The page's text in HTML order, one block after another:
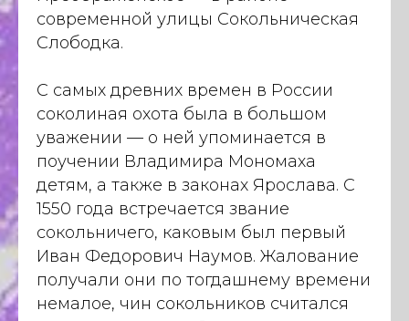
современной улицы Сокольническая
Слободка.
С самых древних времен в России
соколиная охота была в большом
уважении — о ней упоминается в
поучении Владимира Мономаха
детям, а также в законах Ярослава. С
1550 года встречается звание
сокольничего, каковым был первый
Иван Федорович Наумов. Жалование
получали они по тогдашнему времени
немалое, чин сокольников считался